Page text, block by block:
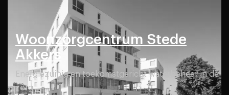
Woonzorgcentrum Stede
Akkers
Energiezuinig en toekomstgericht waterbeheer in de
zorg